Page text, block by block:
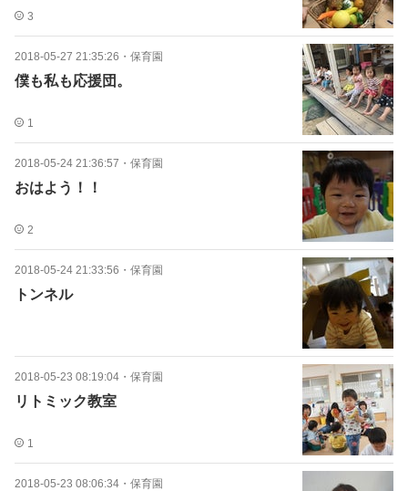
3
2018-05-27 21:35:26 ・ 保育園
僕も私も応援団。
1
2018-05-24 21:36:57 ・ 保育園
おはよう！！
2
2018-05-24 21:33:56 ・ 保育園
トンネル
2018-05-23 08:19:04 ・ 保育園
リトミック教室
1
2018-05-23 08:06:34 ・ 保育園